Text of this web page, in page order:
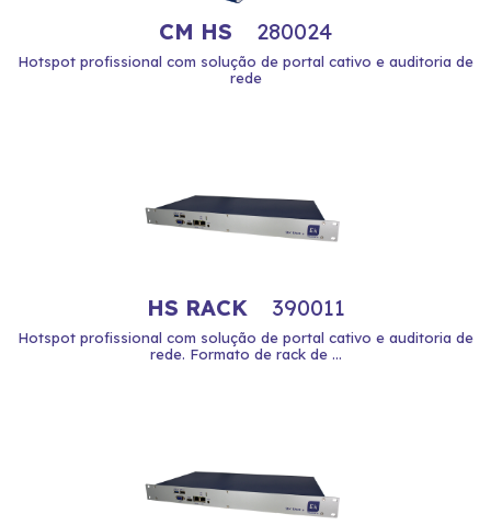
CM HS 280024
Hotspot profissional com solução de portal cativo e auditoria de
rede
HS RACK 390011
Hotspot profissional com solução de portal cativo e auditoria de
rede. Formato de rack de ...